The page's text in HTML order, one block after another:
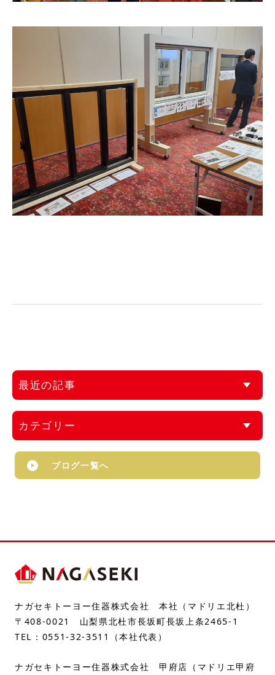
最近の記事
カテゴリー
ブログ一覧へ
ナガセキトーヨー住器株式会社 本社（マドリエ北杜）
〒408-0021 山梨県北杜市長坂町長坂上条2465-1
TEL： 0551-32-3511 （本社代表）
ナガセキトーヨー住器株式会社 甲府店（マドリエ甲府